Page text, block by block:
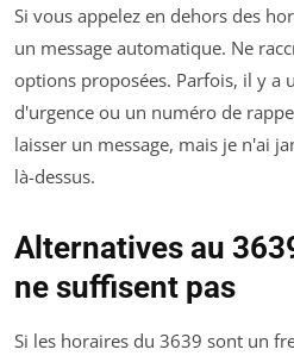
Si vous appelez en dehors des
un message automatique. Ne
options proposées. Parfois, il y a
d'urgence ou un numéro de
laisser un message, mais je n'ai
là-dessus.
Alternatives au
ne suffisent pas
Si les horaires du 3639 sont un